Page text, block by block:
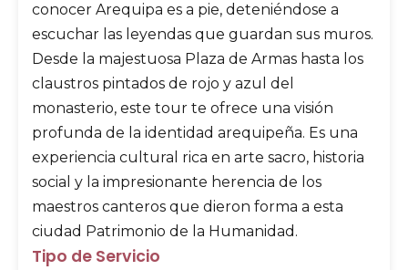
conocer Arequipa es a pie, deteniéndose a
escuchar las leyendas que guardan sus muros.
Desde la majestuosa Plaza de Armas hasta los
claustros pintados de rojo y azul del
monasterio, este tour te ofrece una visión
profunda de la identidad arequipeña. Es una
experiencia cultural rica en arte sacro, historia
social y la impresionante herencia de los
maestros canteros que dieron forma a esta
ciudad Patrimonio de la Humanidad.
Tipo de Servicio